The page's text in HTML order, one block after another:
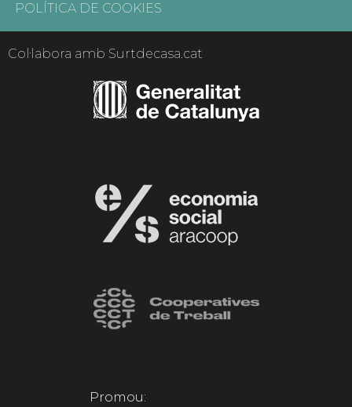
POLÍTICA DE COOKIES
Col·labora amb Surtdecasa.cat
Promou: